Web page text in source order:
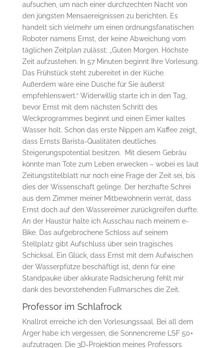
aufsuchen, um nach einer durchzechten Nacht von
den jüngsten Mensaereignissen zu berichten. Es
handelt sich vielmehr um einen ordnungsfanatischen
Roboter namens Ernst, der keine Abweichung vom
täglichen Zeitplan zulässt: „Guten Morgen. Höchste
Zeit aufzustehen. In 57 Minuten beginnt Ihre Vorlesung.
Das Frühstück steht zubereitet in der Küche.
Außerdem wäre eine Dusche für Sie äußerst
empfehlenswert.“ Widerwillig starte ich in den Tag,
bevor Ernst mit dem nächsten Schritt des
Weckprogrammes beginnt und einen Eimer kaltes
Wasser holt. Schon das erste Nippen am Kaffee zeigt,
dass Ernsts Barista-Qualitäten deutliches
Steigerungspotential besitzen. Mit diesem Gebräu
könnte man Tote zum Leben erwecken – wobei es laut
Zeitungstitelblatt nur noch eine Frage der Zeit sei, bis
dies der Wissenschaft gelinge. Der herzhafte Schrei
aus dem Zimmer meiner Mitbewohnerin verrät, dass
Ernst doch auf den Wassereimer zurückgreifen durfte.
An der Haustür halte ich Ausschau nach meinem e-
Bike. Das aufgebrochene Schloss auf seinem
Stellplatz gibt Aufschluss über sein tragisches
Schicksal. Ein Glück, dass Ernst mit dem Aufwischen
der Wasserpfütze beschäftigt ist, denn für eine
Standpauke über akkurate Radsicherung fehlt mir
dank des bevorstehenden Fußmarsches die Zeit.
Professor im Schlafrock
Knallrot erreiche ich den Vorlesungssaal. Bei all dem
Ärger habe ich vergessen, die Sonnencreme LSF 50+
aufzutragen. Die 3D-Projektion meines Professors